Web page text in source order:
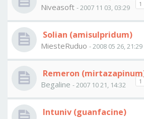
1
Niveasoft - 2007 11 03, 03:29
Solian (amisulpridum)
MiesteRuduo - 2008 05 26, 21:29
Remeron
1
Begaline - 2007 10 21, 14:32
Intuniv (guanfacine)